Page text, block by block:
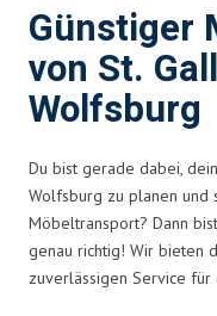
Günstiger
von St.
Wolfsburg
Du bist gerade dabei,
Wolfsburg zu planen und
Möbeltransport? Dann
genau richtig! Wir bieten
zuverlässigen Service für